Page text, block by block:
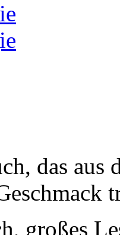
das aus
großes